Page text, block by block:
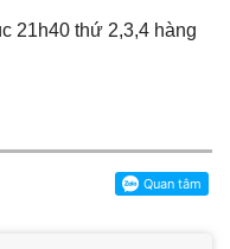
21h40 thứ 2,3,4 hàng